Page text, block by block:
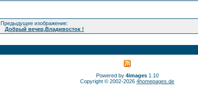
Предыдущее изображение:
Добрый вечер,Владивосток !
Powered by 4images1.10
Copyright © 2002-2026 4homepages.de